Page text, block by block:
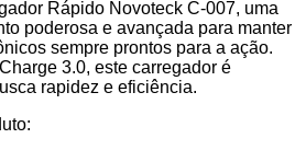
Rápido Novoteck C-007, uma
poderosa e avançada para manter
sempre prontos para a ação.
3.0, este carregador é
rapidez e eficiência.